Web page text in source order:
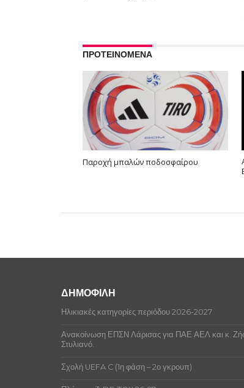
ΠΡΟΤΕΙΝΟΜΕΝΑ
Παροχή μπαλών ποδοσφαίρου
ΔΗΜΟΦΙΛΗ
Ηλικιακές κατηγορίες περιόδου 2026-2027
Ανακοίνωση ΕΠΣΝ Λάρισας για ΠΑΕ ΑΕΛ και κ.
Στυλιανό.
Σχολή UEFA C (1η φάση – 2ο γκρουπ)